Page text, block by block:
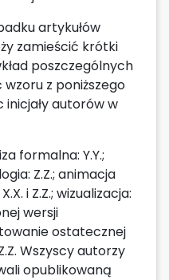
artykułów
zamieścić krótki
poszczególnych
z poniższego
autorów w
formalna: Y.Y.;
Z.Z.; animacja
i Z.Z.; wizualizacja:
wersji
ostatecznej
Wszyscy autorzy
opublikowaną